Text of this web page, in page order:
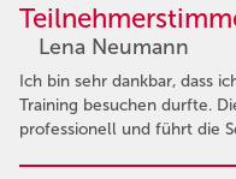
Lena Neumann
Ich bin sehr dankbar, dass
Training besuchen durfte.
professionell und führt die